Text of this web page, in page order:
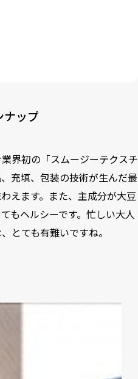
ナップ
界初の「スムージーテクスチ
充填、包装の技術が生んだ最
えます。また、主成分が大豆
もヘルシーです。忙しい大人
とても有難いですね。